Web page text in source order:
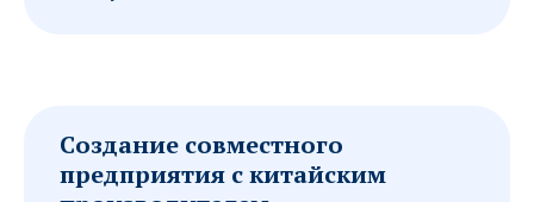
Создание совместного
предприятия с китайским